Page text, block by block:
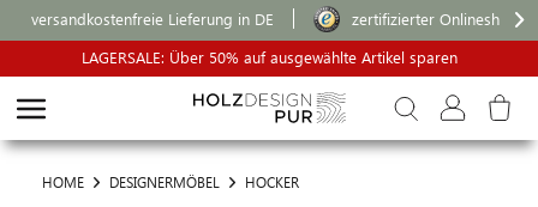
versandkostenfreie Lieferung in DE
zertifizierter Onlineshop
LAGERSALE: Über 50% auf ausgewählte Artikel sparen
HOME DESIGNERMÖBEL HOCKER